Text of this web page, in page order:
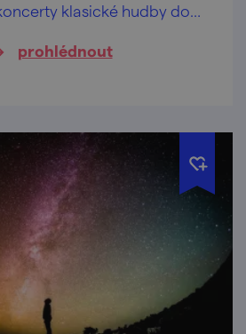
klasické hudby do
hranice.
prohlédnout